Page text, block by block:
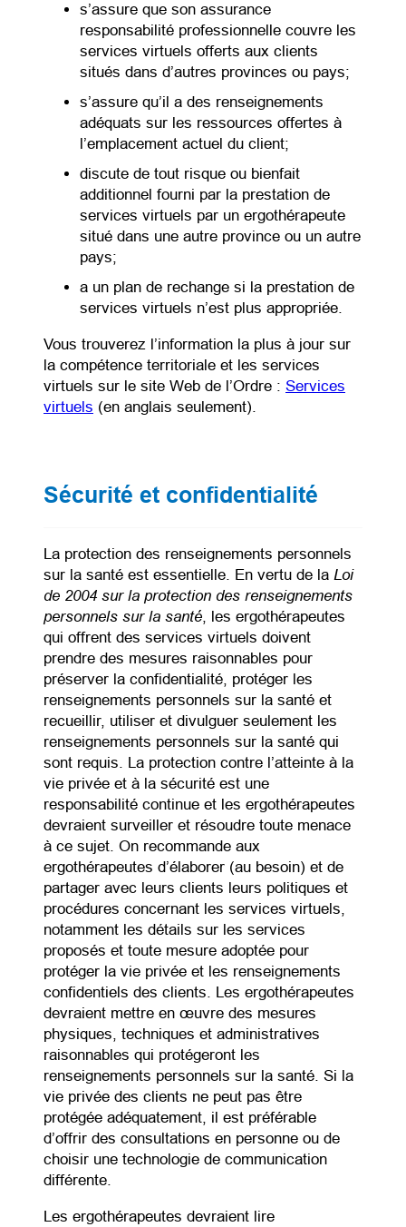
s’assure que son assurance
responsabilité professionnelle couvre les
services virtuels offerts aux clients
situés dans d’autres provinces ou pays;
s’assure qu’il a des renseignements
adéquats sur les ressources offertes à
l’emplacement actuel du client;
discute de tout risque ou bienfait
additionnel fourni par la prestation de
services virtuels par un ergothérapeute
situé dans une autre province ou un autre
pays;
a un plan de rechange si la prestation de
services virtuels n’est plus appropriée.
Vous trouverez l’information la plus à jour sur
la compétence territoriale et les services
virtuels sur le site Web de l’Ordre : Services
virtuels (opens in a new tab)
(en anglais seulement).
Sécurité et confidentialité
La protection des renseignements personnels
sur la santé est essentielle. En vertu de la Loi
de 2004 sur la protection des renseignements
personnels sur la santé, les ergothérapeutes
qui offrent des services virtuels doivent
prendre des mesures raisonnables pour
préserver la confidentialité, protéger les
renseignements personnels sur la santé et
recueillir, utiliser et divulguer seulement les
renseignements personnels sur la santé qui
sont requis. La protection contre l’atteinte à la
vie privée et à la sécurité est une
responsabilité continue et les ergothérapeutes
devraient surveiller et résoudre toute menace
à ce sujet. On recommande aux
ergothérapeutes d’élaborer (au besoin) et de
partager avec leurs clients leurs politiques et
procédures concernant les services virtuels,
notamment les détails sur les services
proposés et toute mesure adoptée pour
protéger la vie privée et les renseignements
confidentiels des clients. Les ergothérapeutes
devraient mettre en œuvre des mesures
physiques, techniques et administratives
raisonnables qui protégeront les
renseignements personnels sur la santé. Si la
vie privée des clients ne peut pas être
protégée adéquatement, il est préférable
d’offrir des consultations en personne ou de
choisir une technologie de communication
différente.
Les ergothérapeutes devraient lire